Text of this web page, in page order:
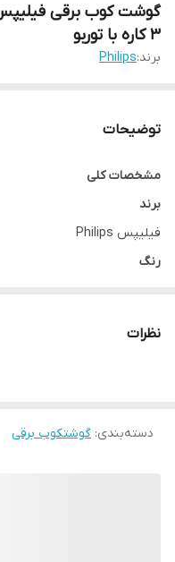
۳ کاره با توربو
برند:Philips
توضیحات
مشخصات کلی
برند
فیلیپس Philips
رنگ
چین
کارکرد
نظرات
دسته‌بندی: گوشتکوب برقی